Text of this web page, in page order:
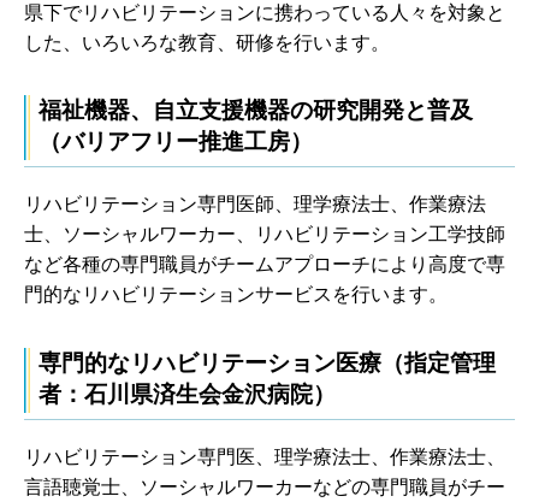
県下でリハビリテーションに携わっている人々を対象と
した、いろいろな教育、研修を行います。
福祉機器、自立支援機器の研究開発と普及
（バリアフリー推進工房）
リハビリテーション専門医師、理学療法士、作業療法
士、ソーシャルワーカー、リハビリテーション工学技師
など各種の専門職員がチームアプローチにより高度で専
門的なリハビリテーションサービスを行います。
専門的なリハビリテーション医療（指定管理
者：石川県済生会金沢病院）
リハビリテーション専門医、理学療法士、作業療法士、
言語聴覚士、ソーシャルワーカーなどの専門職員がチー